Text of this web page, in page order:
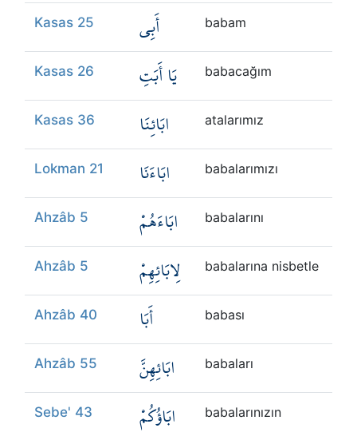
Kasas 25 أَبِي babam
Kasas 26 يَا أَبَتِ babacağım
Kasas 36 ابَائِنَا atalarımız
Lokman 21 ابَاءَنَا babalarımızı
Ahzâb 5 ابَاءَهُمْ babalarını
Ahzâb 5 لِابَائِهِمْ babalarına nisbetle
Ahzâb 40 أَبَا babası
Ahzâb 55 ابَائِهِنَّ babaları
Sebe' 43 ابَاؤُكُمْ babalarınızın